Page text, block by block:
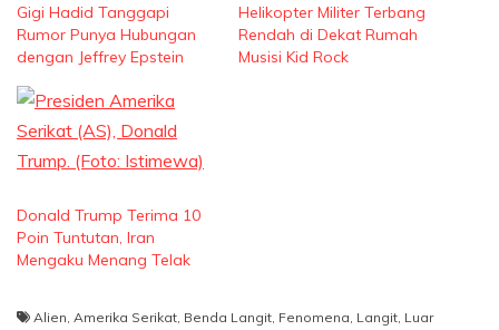
Gigi Hadid Tanggapi
Rumor Punya Hubungan
dengan Jeffrey Epstein
Helikopter Militer Terbang
Rendah di Dekat Rumah
Musisi Kid Rock
Donald Trump Terima 10
Poin Tuntutan, Iran
Mengaku Menang Telak
Alien Amerika Serikat Benda Langit Fenomena Langit Luar